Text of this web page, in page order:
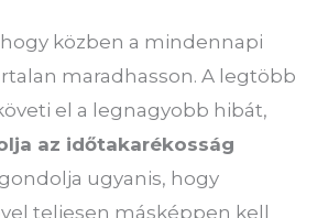
hogy közben a mindennapi
maradhasson. A legtöbb
el a legnagyobb hibát,
az időtakarékosság
ugyanis, hogy
teljesen másképpen kell